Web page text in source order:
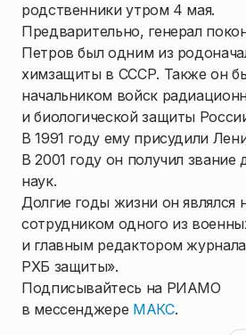
родственники утром 4 мая.
Предварительно, генерал
Петров был одним из
химзащиты в СССР. Также он
начальником войск
и биологической защиты
В 1991 году ему присудили
В 2001 году он получил звание
наук.
Долгие годы жизни он являлся
сотрудником одного из
и главным редактором
РХБ защиты».
Подписывайтесь на РИАМО
в мессенджере МАКС.